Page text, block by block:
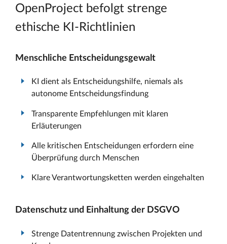
OpenProject befolgt strenge
ethische KI-Richtlinien
Menschliche Entscheidungsgewalt
KI dient als Entscheidungshilfe, niemals als
autonome Entscheidungsfindung
Transparente Empfehlungen mit klaren
Erläuterungen
Alle kritischen Entscheidungen erfordern eine
Überprüfung durch Menschen
Klare Verantwortungsketten werden eingehalten
Datenschutz und Einhaltung der DSGVO
Strenge Datentrennung zwischen Projekten und